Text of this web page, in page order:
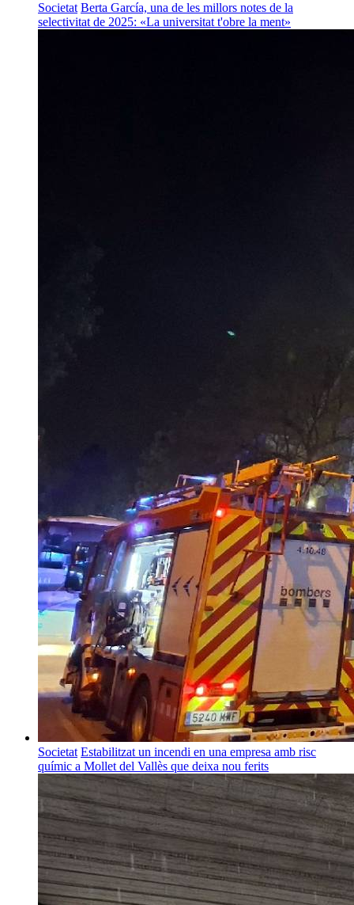
Societat Berta García, una de les millors notes de la
selectivitat de 2025: «La universitat t'obre la ment»
Societat Estabilitzat un incendi en una empresa amb risc
químic a Mollet del Vallès que deixa nou ferits